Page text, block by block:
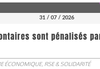
31 / 07 / 2026
sont pénalisés
ÉCONOMIQUE, RSE & SOLIDARITÉ